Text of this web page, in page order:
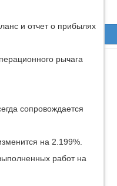
и отчет о прибылях
рычага
сопровождается
на 2.199%.
работ на